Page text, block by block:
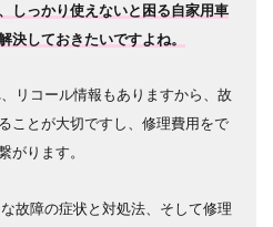
しっかり使えないと困る自家用車
決しておきたいですよね。
リコール情報もありますから、故
ことが大切ですし、修理費用をで
がります。
故障の症状と対処法、そして修理